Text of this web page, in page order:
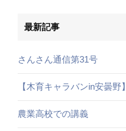
最新記事
さんさん通信第31号
【木育キャラバンin安曇野】
農業高校での講義